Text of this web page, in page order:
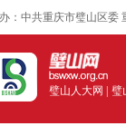
：中共重庆市璧山区委
璧山人大网 | 璧